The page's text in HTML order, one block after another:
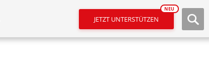
JETZT UNTERSTÜTZEN
NEU